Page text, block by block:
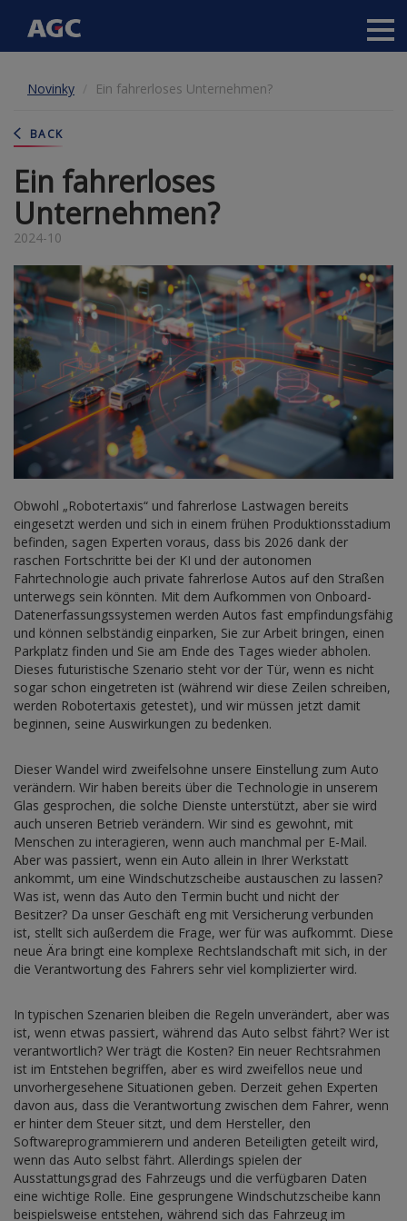
obsahu
Novinky Ein fahrerloses Unternehmen?
BACK
Ein fahrerloses
Unternehmen?
2024-10
Obwohl „Robotertaxis“ und fahrerlose Lastwagen bereits
eingesetzt werden und sich in einem frühen Produktionsstadium
befinden, sagen Experten voraus, dass bis 2026 dank der
raschen Fortschritte bei der KI und der autonomen
Fahrtechnologie auch private fahrerlose Autos auf den Straßen
unterwegs sein könnten. Mit dem Aufkommen von Onboard-
Datenerfassungssystemen werden Autos fast empfindungsfähig
und können selbständig einparken, Sie zur Arbeit bringen, einen
Parkplatz finden und Sie am Ende des Tages wieder abholen.
Dieses futuristische Szenario steht vor der Tür, wenn es nicht
sogar schon eingetreten ist (während wir diese Zeilen schreiben,
werden Robotertaxis getestet), und wir müssen jetzt damit
beginnen, seine Auswirkungen zu bedenken.
Dieser Wandel wird zweifelsohne unsere Einstellung zum Auto
verändern. Wir haben bereits über die Technologie in unserem
Glas gesprochen, die solche Dienste unterstützt, aber sie wird
auch unseren Betrieb verändern. Wir sind es gewohnt, mit
Menschen zu interagieren, wenn auch manchmal per E-Mail.
Aber was passiert, wenn ein Auto allein in Ihrer Werkstatt
ankommt, um eine Windschutzscheibe austauschen zu lassen?
Was ist, wenn das Auto den Termin bucht und nicht der
Besitzer? Da unser Geschäft eng mit Versicherung verbunden
ist, stellt sich außerdem die Frage, wer für was aufkommt. Diese
neue Ära bringt eine komplexe Rechtslandschaft mit sich, in der
die Verantwortung des Fahrers sehr viel komplizierter wird.
In typischen Szenarien bleiben die Regeln unverändert, aber was
ist, wenn etwas passiert, während das Auto selbst fährt? Wer ist
verantwortlich? Wer trägt die Kosten? Ein neuer Rechtsrahmen
ist im Entstehen begriffen, aber es wird zweifellos neue und
unvorhergesehene Situationen geben. Derzeit gehen Experten
davon aus, dass die Verantwortung zwischen dem Fahrer, wenn
er hinter dem Steuer sitzt, und dem Hersteller, den
Softwareprogrammierern und anderen Beteiligten geteilt wird,
wenn das Auto selbst fährt. Allerdings spielen der
Ausstattungsgrad des Fahrzeugs und die verfügbaren Daten
eine wichtige Rolle. Eine gesprungene Windschutzscheibe kann
beispielsweise entstehen, während sich das Fahrzeug im